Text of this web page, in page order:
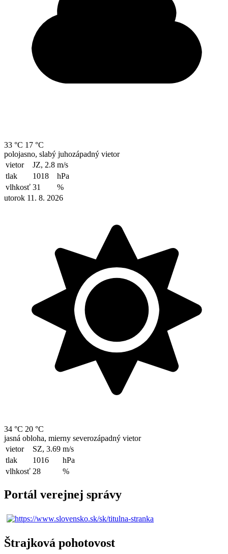
33 °C 17 °C
polojasno, slabý juhozápadný vietor
vietor
JZ, 2.8 m/s
tlak
1018
hPa
vlhkosť 31
%
utorok 11. 8. 2026
34 °C 20 °C
jasná obloha, mierny severozápadný vietor
vietor
SZ, 3.69 m/s
tlak
1016
hPa
vlhkosť 28 %
Portál verejnej správy
Štrajková pohotovost